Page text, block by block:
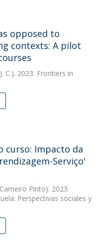
opposed to
contexts: A pilot
C.). 2023. Frontiers in
curso: Impacto da
Serviço'
Pinto). 2023.
Perspectivas sociales y